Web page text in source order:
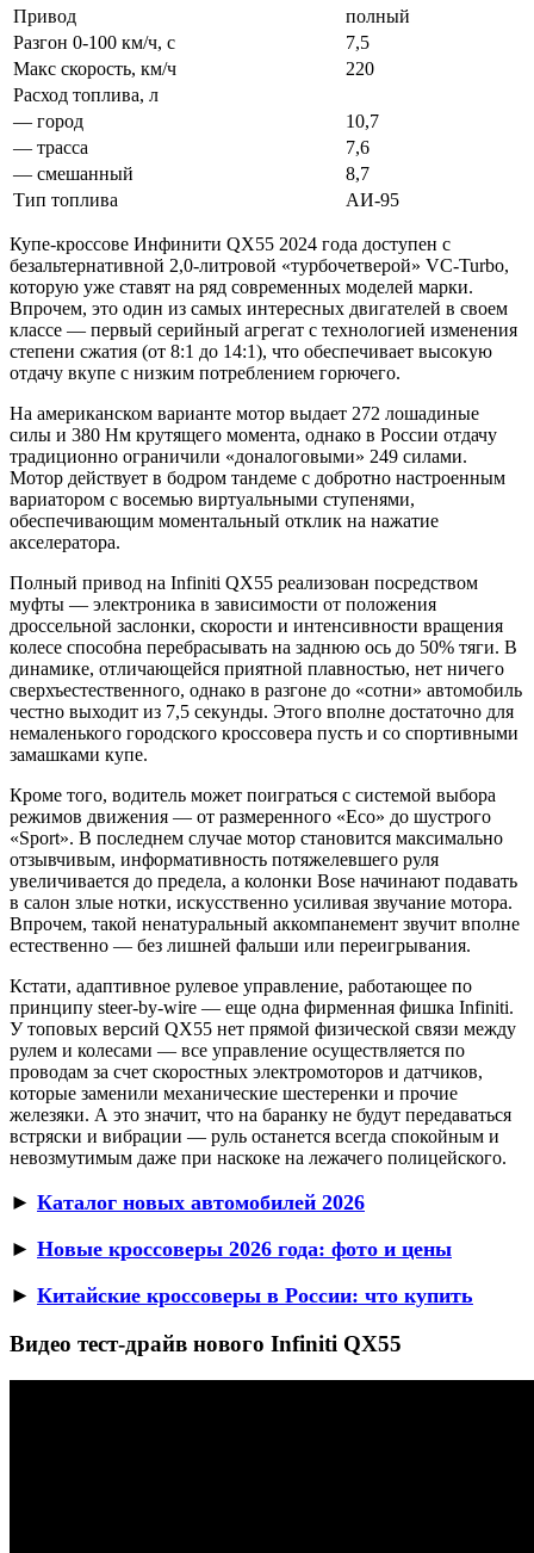
Привод
полный
Разгон 0-100 км/ч, с
7,5
Макс скорость, км/ч
220
Расход топлива, л
— город
10,7
— трасса
7,6
— смешанный
8,7
Тип топлива
АИ-95
Купе-кроссове Инфинити QX55 2024 года доступен с
безальтернативной 2,0-литровой «турбочетверой» VC-Turbo,
которую уже ставят на ряд современных моделей марки.
Впрочем, это один из самых интересных двигателей в своем
классе — первый серийный агрегат с технологией изменения
степени сжатия (от 8:1 до 14:1), что обеспечивает высокую
отдачу вкупе с низким потреблением горючего.
На американском варианте мотор выдает 272 лошадиные
силы и 380 Нм крутящего момента, однако в России отдачу
традиционно ограничили «доналоговыми» 249 силами.
Мотор действует в бодром тандеме с добротно настроенным
вариатором с восемью виртуальными ступенями,
обеспечивающим моментальный отклик на нажатие
акселератора.
Полный привод на Infiniti QX55 реализован посредством
муфты — электроника в зависимости от положения
дроссельной заслонки, скорости и интенсивности вращения
колесе способна перебрасывать на заднюю ось до 50% тяги. В
динамике, отличающейся приятной плавностью, нет ничего
сверхъестественного, однако в разгоне до «сотни» автомобиль
честно выходит из 7,5 секунды. Этого вполне достаточно для
немаленького городского кроссовера пусть и со спортивными
замашками купе.
Кроме того, водитель может поиграться с системой выбора
режимов движения — от размеренного «Eco» до шустрого
«Sport». В последнем случае мотор становится максимально
отзывчивым, информативность потяжелевшего руля
увеличивается до предела, а колонки Bose начинают подавать
в салон злые нотки, искусственно усиливая звучание мотора.
Впрочем, такой ненатуральный аккомпанемент звучит вполне
естественно — без лишней фальши или переигрывания.
Кстати, адаптивное рулевое управление, работающее по
принципу steer-by-wire — еще одна фирменная фишка Infiniti.
У топовых версий QX55 нет прямой физической связи между
рулем и колесами — все управление осуществляется по
проводам за счет скоростных электромоторов и датчиков,
которые заменили механические шестеренки и прочие
железяки. А это значит, что на баранку не будут передаваться
встряски и вибрации — руль останется всегда спокойным и
невозмутимым даже при наскоке на лежачего полицейского.
► Каталог новых автомобилей 2026
► Новые кроссоверы 2026 года: фото и цены
► Китайские кроссоверы в России: что купить
Видео тест-драйв нового Infiniti QX55